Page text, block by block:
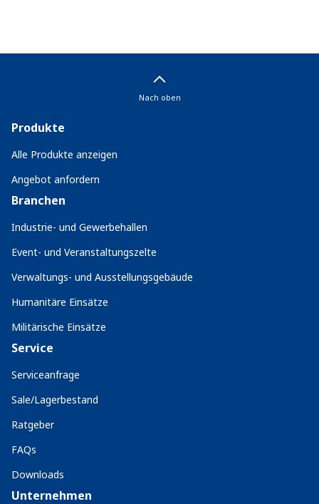
Nach oben
Produkte
Alle Produkte anzeigen
Angebot anfordern
Branchen
Industrie- und Gewerbehallen
Event- und Veranstaltungszelte
Verwaltungs- und Ausstellungsgebäude
Humanitäre Einsätze
Militärische Einsätze
Service
Serviceanfrage
Sale/Lagerbestand
Ratgeber
FAQs
Downloads
Unternehmen